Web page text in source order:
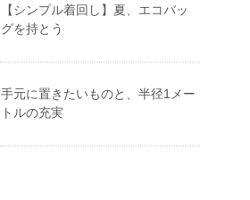
【シンプル着回し】夏、エコバッ
グを持とう
手元に置きたいものと、半径1メー
トルの充実